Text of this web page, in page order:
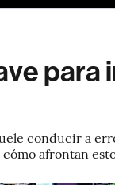
para
conducir a
afrontan